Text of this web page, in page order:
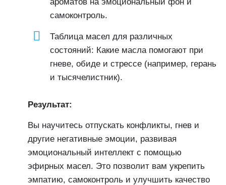
самоконтроль.
Таблица масел для различных
состояний: Какие масла помогают при
гневе, обиде и стрессе (например, герань
и тысячелистник).
Результат:
Вы научитесь отпускать конфликты, гнев и
другие негативные эмоции, развивая
эмоциональный интеллект с помощью
эфирных масел. Это позволит вам укрепить
эмпатию, самоконтроль и улучшить качество